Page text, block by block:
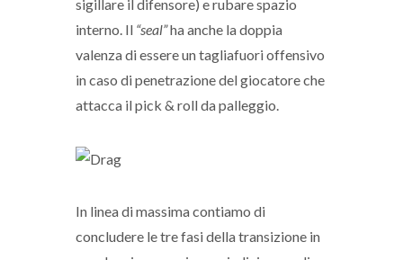
sigillare il difensore) e rubare spazio
interno. Il “seal”ha anche la doppia
valenza di essere un tagliafuori offensivo
in caso di penetrazione del giocatore che
attacca il pick & roll da palleggio.
In linea di massima contiamo di
concludere le tre fasi della transizione in